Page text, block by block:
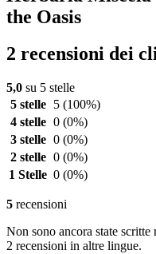
the Oasis
2 recensioni dei
5,0 su 5 stelle
5 stelle
5 (100%)
4 stelle 0 (0%)
3 stelle 0 (0%)
2 stelle 0 (0%)
1 Stelle 0 (0%)
5 recensioni
Non sono ancora state
2 recensioni in altre lingue.